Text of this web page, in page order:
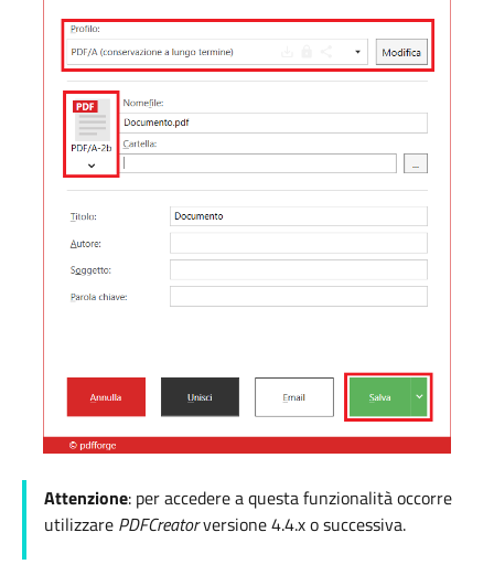
Attenzione: per accedere a questa funzionalità occorre
utilizzare PDFCreatorversione 4.4.x o successiva.